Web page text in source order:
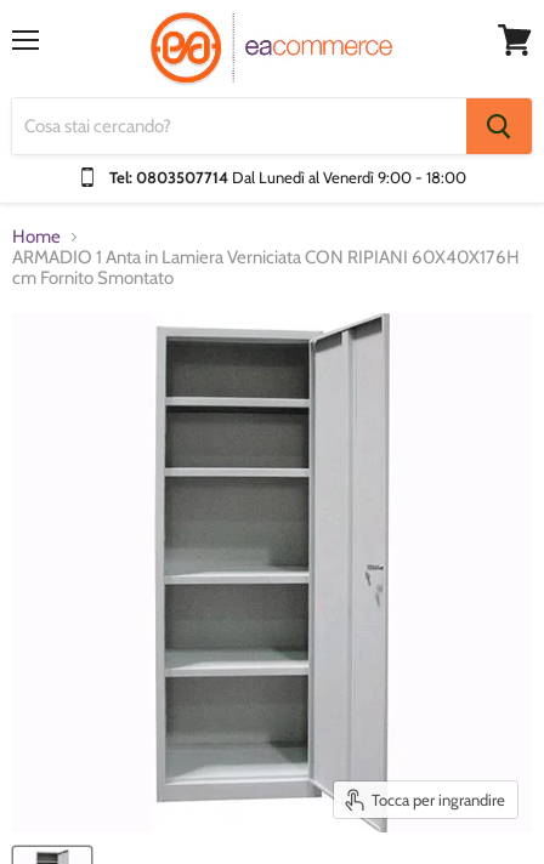
Tel: 0803507714 Dal Lunedì al Venerdì9:00 - 18:00
Home
ARMADIO 1 Anta in Lamiera Verniciata CON RIPIANI 60X40X176H
cm Fornito Smontato
Tocca per ingrandire